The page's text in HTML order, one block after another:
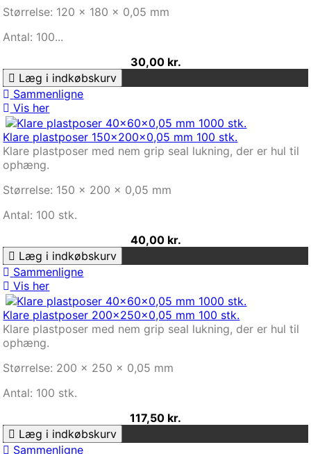
Størrelse: 120 x 180 x 0,05 mm
Antal: 100...
30,00 kr.
Læg i indkøbskurv
Sammenligne
Vis her
Klare plastposer 150x200x0,05 mm 100 stk.
Klare plastposer med nem grip seal lukning, der er hul til
ophæng.
Størrelse: 150 x 200 x 0,05 mm
Antal: 100 stk.
40,00 kr.
Læg i indkøbskurv
Sammenligne
Vis her
Klare plastposer 200x250x0,05 mm 100 stk.
Klare plastposer med nem grip seal lukning, der er hul til
ophæng.
Størrelse: 200 x 250 x 0,05 mm
Antal: 100 stk.
117,50 kr.
Læg i indkøbskurv
Sammenligne